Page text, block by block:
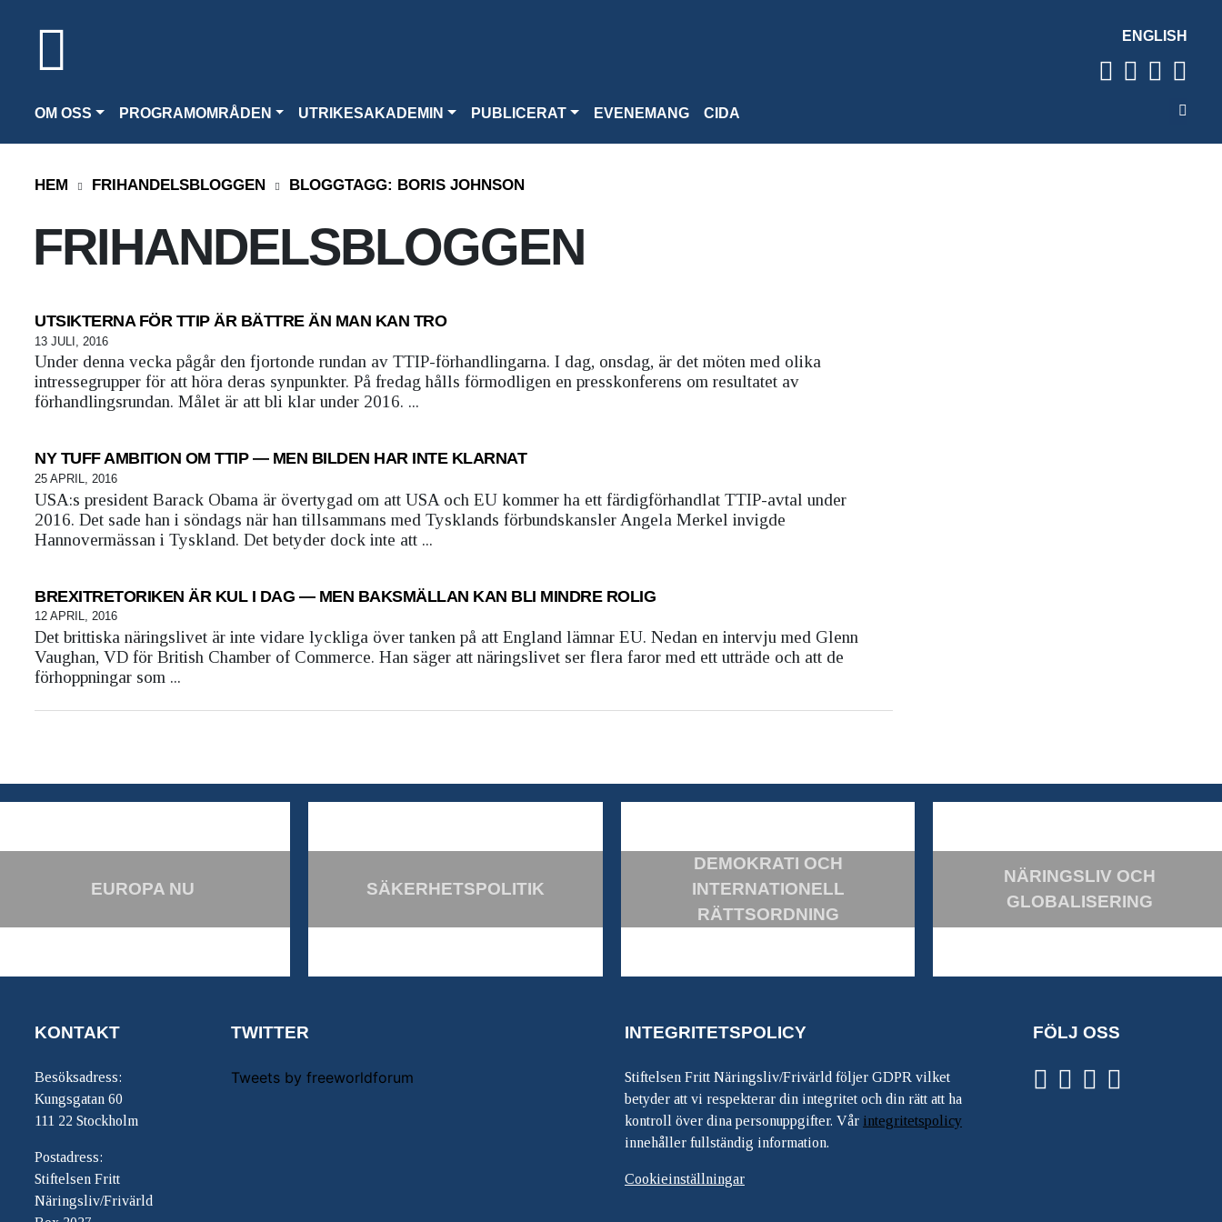
ENGLISH
OM OSS PROGRAMOMRÅDEN UTRIKESAKADEMIN PUBLICERAT EVENEMANG CIDA
HEM FRIHANDELSBLOGGEN BLOGGTAGG: BORIS JOHNSON
FRIHANDELSBLOGGEN
UTSIKTERNA FÖR TTIP ÄR BÄTTRE ÄN MAN KAN TRO
13 JULI, 2016
Under denna vecka pågår den fjortonde rundan av TTIP-förhandlingarna. I dag, onsdag, är det möten med olika
intressegrupper för att höra deras synpunkter. På fredag hålls förmodligen en presskonferens om resultatet av
förhandlingsrundan. Målet är att bli klar under 2016. ...
NY TUFF AMBITION OM TTIP — MEN BILDEN HAR INTE KLARNAT
25 APRIL, 2016
USA:s president Barack Obama är övertygad om att USA och EU kommer ha ett färdigförhandlat TTIP-avtal under
2016. Det sade han i söndags när han tillsammans med Tysklands förbundskansler Angela Merkel invigde
Hannovermässan i Tyskland. Det betyder dock inte att ...
BREXITRETORIKEN ÄR KUL I DAG — MEN BAKSMÄLLAN KAN BLI MINDRE ROLIG
12 APRIL, 2016
Det brittiska näringslivet är inte vidare lyckliga över tanken på att England lämnar EU. Nedan en intervju med Glenn
Vaughan, VD för British Chamber of Commerce. Han säger att näringslivet ser flera faror med ett utträde och att de
förhoppningar som ...
EUROPA NU SÄKERHETSPOLITIK
DEMOKRATI OCH
INTERNATIONELL
RÄTTSORDNING
NÄRINGSLIV OCH
GLOBALISERING
KONTAKT
Besöksadress:
Kungsgatan 60
111 22 Stockholm
Postadress:
Stiftelsen Fritt
Näringsliv/Frivärld
TWITTER
Tweets by freeworldforum
INTEGRITETSPOLICY
Stiftelsen Fritt Näringsliv/Frivärld följer GDPR vilket
betyder att vi respekterar din integritet och din rätt att ha
kontroll över dina personuppgifter. Vår integritetspolicy
innehåller fullständig information.
Cookieinställningar
FÖLJ OSS